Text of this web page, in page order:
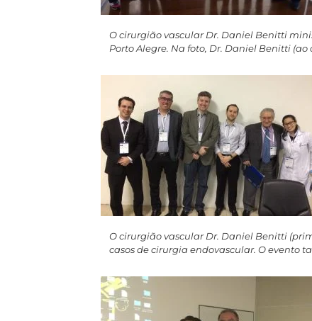
O cirurgião vascular Dr. Daniel Benitti
Porto Alegre. Na foto, Dr. Daniel Benitti
O cirurgião vascular Dr. Daniel Benitti
casos de cirurgia endovascular. O evento